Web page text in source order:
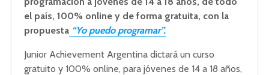
el país, 100% online y de forma gratuita, con la
propuesta “Yo puedo programar”.
Junior Achievement Argentina dictará un curso
gratuito y 100% online, para jóvenes de 14 a 18 años,